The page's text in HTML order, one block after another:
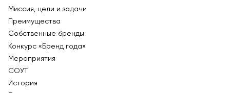
Миссия, цели и задачи
Преимущества
Собственные бренды
Конкурс «Бренд года»
Мероприятия
СОУТ
История